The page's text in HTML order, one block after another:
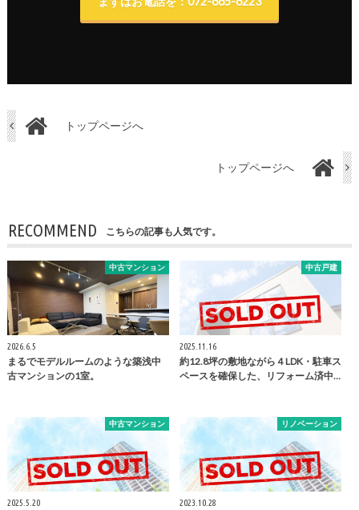
トップページへ
トップページへ
RECOMMEND こちらの記事も人気です。
中古マンション
2026.6.5
まるでモデルルームのような築浅中
古マンションの1室。
中古戸建
2025.11.16
約12.8坪の敷地ながら４LDK・駐車ス
ペースを確保した、リフォーム済中…
中古マンション
2025.5.20
リノベーション
2023.10.28